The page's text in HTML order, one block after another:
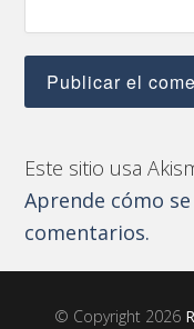
Este sitio usa
Aprende cómo
comentarios.
© Copyright 2026